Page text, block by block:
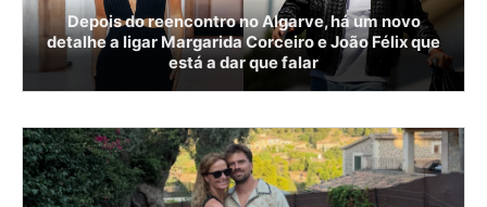
Depois do reencontro no Algarve, há um novo
detalhe a ligar Margarida Corceiro e João Félix que
está a dar que falar